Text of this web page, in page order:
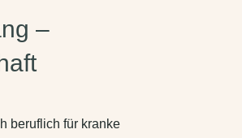
–
beruflich für kranke